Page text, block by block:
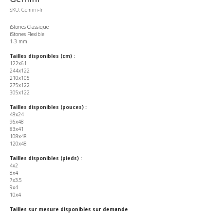
SKU: Gemini-fr
iStones Classique
iStones Flexible
1-3 mm
Tailles disponibles (cm) :
122x61
244x122
210x105
275x122
305x122
Tailles disponibles (pouces) :
48x24
96x48
83x41
108x48
120x48
Tailles disponibles (pieds) :
4x2
8x4
7x3.5
9x4
10x4
Tailles sur mesure disponibles sur demande